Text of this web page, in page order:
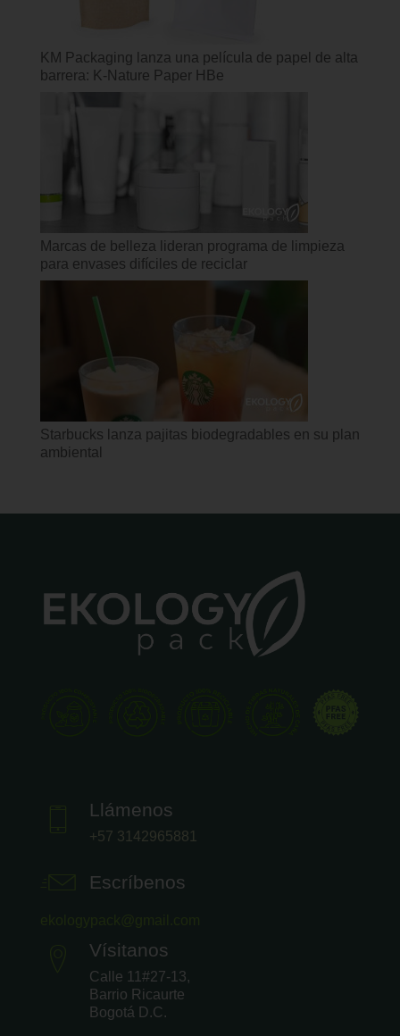
KM Packaging lanza una película de papel de alta
barrera: K-Nature Paper HBe
Marcas de belleza lideran programa de limpieza
para envases difíciles de reciclar
Starbucks lanza pajitas biodegradables en su plan
ambiental
Llámenos
+57 3142965881
Escríbenos
Vísitanos
Calle 11#27-13,
Barrio Ricaurte
Bogotá D.C.